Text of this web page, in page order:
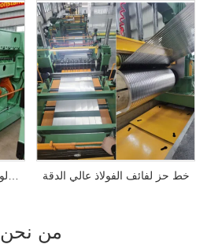
خط حز لفائف الفولاذ عالي الدقة
من نحن